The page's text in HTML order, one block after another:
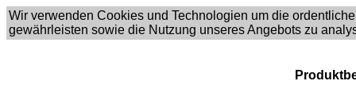
Wir verwenden Cookies und Technologien um die
gewährleisten sowie die Nutzung unseres Angebots zu